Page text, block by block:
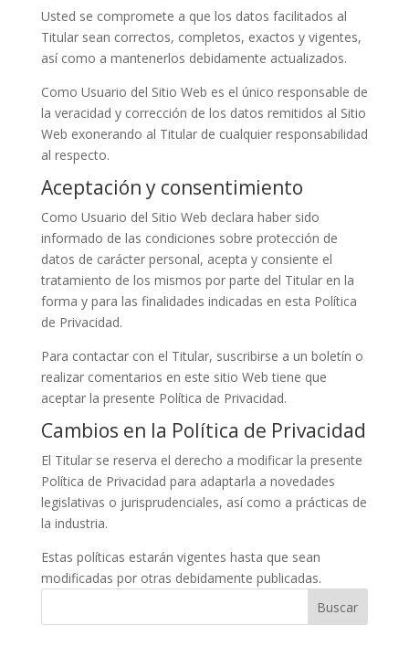
Usted se compromete a que los datos facilitados al
Titular sean correctos, completos, exactos y vigentes,
así como a mantenerlos debidamente actualizados.
Como Usuario del Sitio Web es el único responsable de
la veracidad y corrección de los datos remitidos al Sitio
Web exonerando al Titular de cualquier responsabilidad
al respecto.
Aceptación y consentimiento
Como Usuario del Sitio Web declara haber sido
informado de las condiciones sobre protección de
datos de carácter personal, acepta y consiente el
tratamiento de los mismos por parte del Titular en la
forma y para las finalidades indicadas en esta Política
de Privacidad.
Para contactar con el Titular, suscribirse a un boletín o
realizar comentarios en este sitio Web tiene que
aceptar la presente Política de Privacidad.
Cambios en la Política de Privacidad
El Titular se reserva el derecho a modificar la presente
Política de Privacidad para adaptarla a novedades
legislativas o jurisprudenciales, así como a prácticas de
la industria.
Estas políticas estarán vigentes hasta que sean
modificadas por otras debidamente publicadas.
Buscar